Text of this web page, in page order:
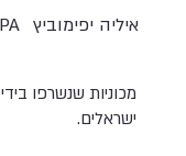
איליה יפימוביץ
מכוניות שנשרפו
ישראלים.